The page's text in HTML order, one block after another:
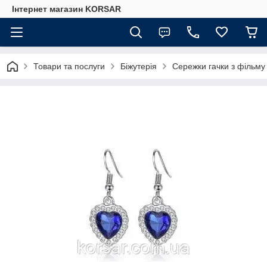
Iнтернет магазин KORSAR
Товари та послуги Біжутерія Сережки гачки з